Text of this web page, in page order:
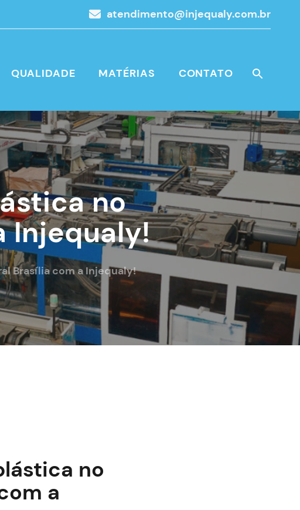
atendimento@injequaly.com.br
QUALIDADE MATÉRIAS CONTATO
no
Injequaly!
Brasília com a Injequaly!
no
a